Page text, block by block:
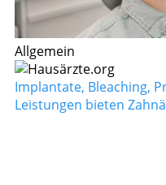
Allgemein
Implantate, Bleaching,
Leistungen bieten